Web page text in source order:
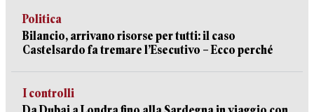
Politica
Bilancio, arrivano risorse per tutti: il caso
Castelsardo fa tremare l’Esecutivo – Ecco perché
I controlli